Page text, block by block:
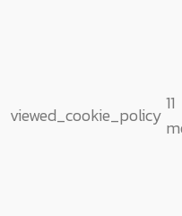
viewed_cookie_policy
11